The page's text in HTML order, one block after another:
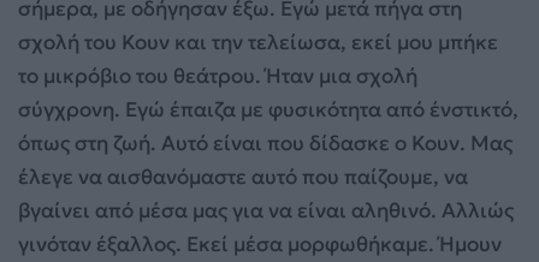
σήμερα, με οδήγησαν έξω. Εγώ μετά πήγα στη
σχολή του Κουν και την τελείωσα, εκεί μου μπήκε
το μικρόβιο του θεάτρου. Ήταν μια σχολή
σύγχρονη. Εγώ έπαιζα με φυσικότητα από ένστικτό,
όπως στη ζωή. Αυτό είναι που δίδασκε ο Κουν. Μας
έλεγε να αισθανόμαστε αυτό που παίζουμε, να
βγαίνει από μέσα μας για να είναι αληθινό. Αλλιώς
γινόταν έξαλλος. Εκεί μέσα μορφωθήκαμε. Ήμουν